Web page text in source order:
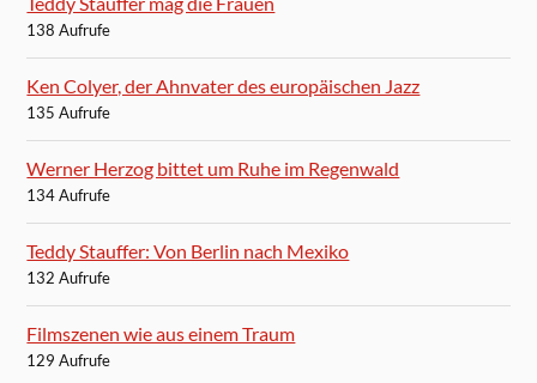
138 Aufrufe
Ken Colyer, der Ahnvater des europäischen Jazz
135 Aufrufe
Werner Herzog bittet um Ruhe im Regenwald
134 Aufrufe
Teddy Stauffer: Von Berlin nach Mexiko
132 Aufrufe
Filmszenen wie aus einem Traum
129 Aufrufe